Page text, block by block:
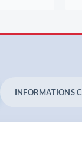
INFORMATIONS